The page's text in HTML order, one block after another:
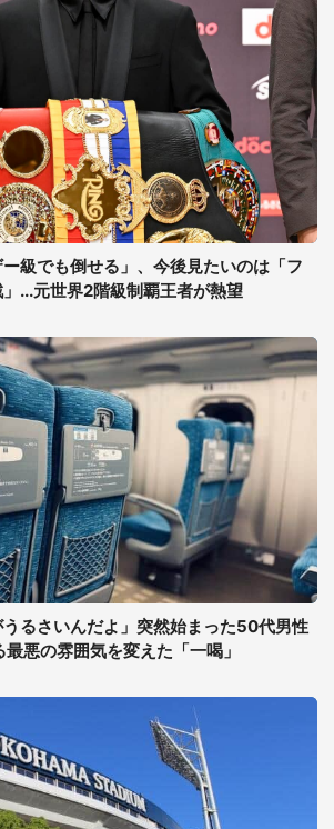
級でも倒せる」、今後見たいのは「フ
...元世界2階級制覇王者が熱望
るさいんだよ」突然始まった50代男性
悪の雰囲気を変えた「一喝」